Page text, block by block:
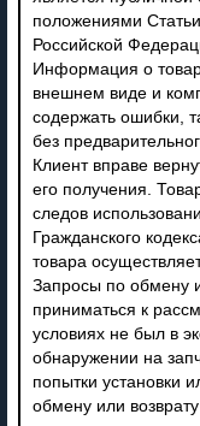
положениями
Российской
Информация о
внешнем виде и
содержать ошибки,
без
Клиент вправе
его получения.
следов
Гражданского
товара
Запросы по обмену
приниматься к
условиях не был в
обнаружении на
попытки установки
обмену или